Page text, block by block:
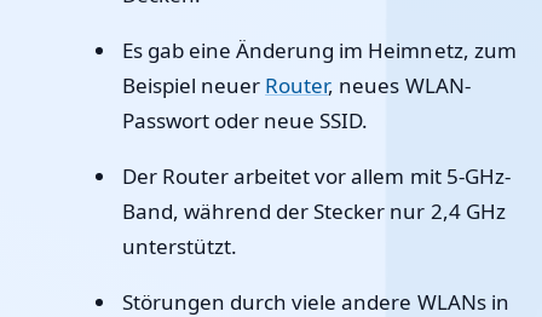
Es gab eine Änderung im Heimnetz, zum
Beispiel neuer Router, neues WLAN-
Passwort oder neue SSID.
Der Router arbeitet vor allem mit 5-GHz-
Band, während der Stecker nur 2,4 GHz
unterstützt.
Störungen durch viele andere WLANs in